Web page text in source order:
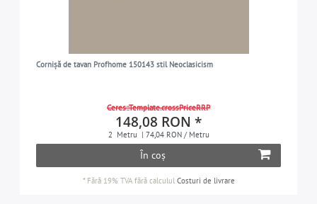
Cornișă de tavan Profhome 150143 stil Neoclasicism
Ceres::Template.crossPriceRRP
148,08 RON *
2 Metru | 74,04 RON / Metru
În coș
* Fără 19% TVAfără calculul Costuri de livrare